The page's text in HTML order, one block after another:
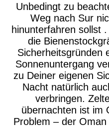
Unbedingt zu
Weg nach Sur
hinunterfahren sollst
die
Sicherheitsgründen
Sonnenuntergang
zu Deiner eigenen
Nacht natürlich
verbringen.
übernachten ist im
Problem – der